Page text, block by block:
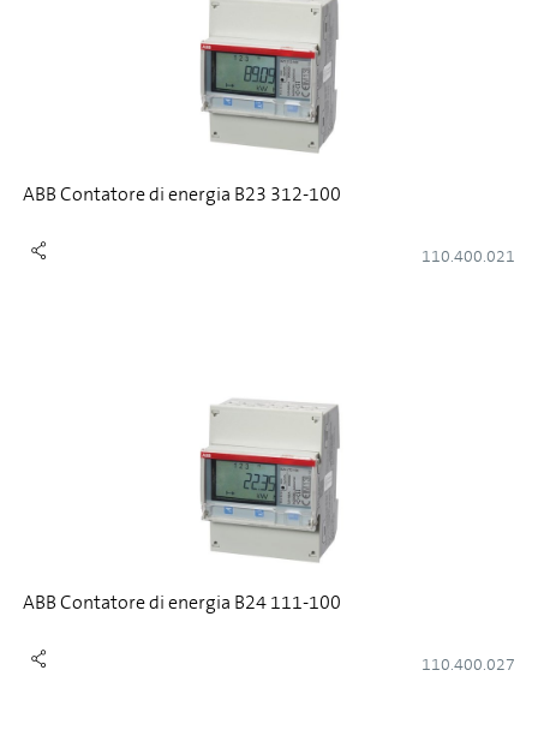
ABB Contatore di energia B23 312-100
110.400.021
ABB Contatore di energia B24 111-100
110.400.027